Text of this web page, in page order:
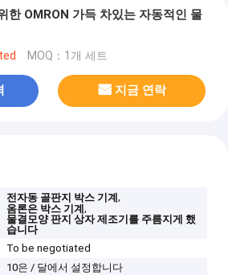
한 OMRON 가득 차있는 자동적인 물
MOQ：1개 세트
지금 연락
전자동 골판지 박스 기계,
옴론은 박스 기계,
물결모양 판지 상자 제조기를 주름지게 했
습니다
To be negotiated
10은 / 달에서 설정합니다